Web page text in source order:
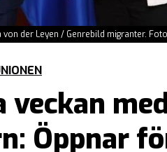
der Leyen / Genrebild migranter.
veckan
Öppnar